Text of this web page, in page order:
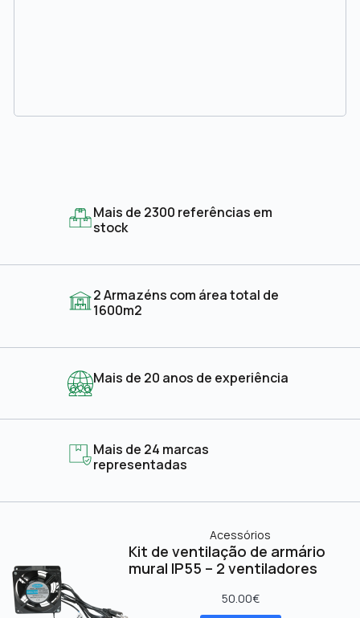
Mais de 2300 referências em
stock
2 Armazéns com área total de
1600m2
Mais de 20 anos de experiência
Mais de 24 marcas
representadas
Acessórios
Kit de ventilação de armário
mural IP55 – 2 ventiladores
50.00€